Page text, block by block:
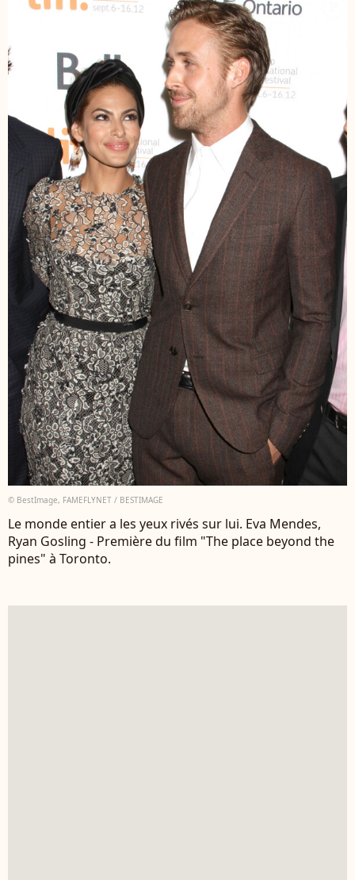
© BestImage, FAMEFLYNET / BESTIMAGE
Le monde entier a les yeux rivés sur lui. Eva Mendes,
Ryan Gosling - Première du film "The place beyond the
pines" à Toronto.